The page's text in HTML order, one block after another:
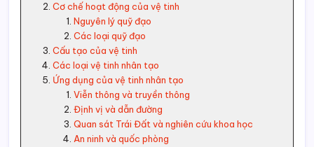
Cơ chế hoạt động của vệ tinh
Nguyên lý quỹ đạo
Các loại quỹ đạo
Cấu tạo của vệ tinh
Các loại vệ tinh nhân tạo
Ứng dụng của vệ tinh nhân tạo
Viễn thông và truyền thông
Định vị và dẫn đường
Quan sát Trái Đất và nghiên cứu khoa học
An ninh và quốc phòng